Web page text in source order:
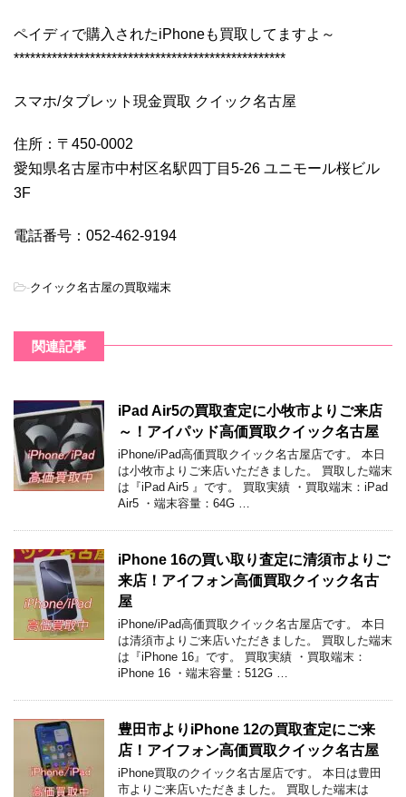
ペイディで購入されたiPhoneも買取してますよ～
**************************************************
スマホ/タブレット現金買取 クイック名古屋
住所：〒450-0002
愛知県名古屋市中村区名駅四丁目5-26 ユニモール桜ビル
3F
電話番号：052-462-9194
-クイック名古屋の買取端末
関連記事
iPad Air5の買取査定に小牧市よりご来店
～！アイパッド高価買取クイック名古屋
iPhone/iPad高価買取クイック名古屋店です。 本日
は小牧市よりご来店いただきました。 買取した端末
は『iPad Air5 』です。 買取実績 ・買取端末：iPad
Air5 ・端末容量：64G …
iPhone 16の買い取り査定に清須市よりご
来店！アイフォン高価買取クイック名古
屋
iPhone/iPad高価買取クイック名古屋店です。 本日
は清須市よりご来店いただきました。 買取した端末
は『iPhone 16』です。 買取実績 ・買取端末：
iPhone 16 ・端末容量：512G …
豊田市よりiPhone 12の買取査定にご来
店！アイフォン高価買取クイック名古屋
iPhone買取のクイック名古屋店です。 本日は豊田
市よりご来店いただきました。 買取した端末は